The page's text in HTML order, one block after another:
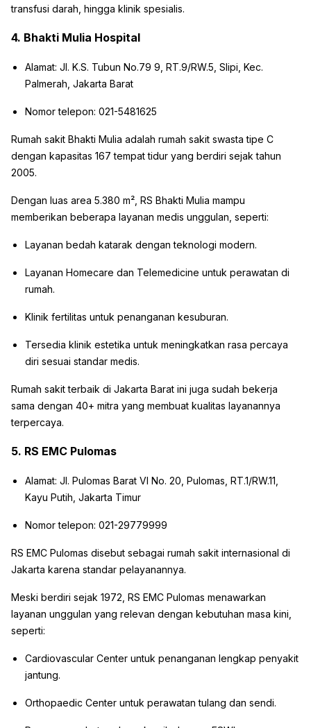
transfusi darah, hingga klinik spesialis.
4. Bhakti Mulia Hospital
Alamat: Jl. K.S. Tubun No.79 9, RT.9/RW.5, Slipi, Kec.
Palmerah, Jakarta Barat
Nomor telepon: 021-5481625
Rumah sakit Bhakti Mulia adalah rumah sakit swasta tipe C
dengan kapasitas 167 tempat tidur yang berdiri sejak tahun
2005.
Dengan luas area 5.380 m², RS Bhakti Mulia mampu
memberikan beberapa layanan medis unggulan, seperti:
Layanan bedah katarak dengan teknologi modern.
Layanan Homecare dan Telemedicine untuk perawatan di
rumah.
Klinik fertilitas untuk penanganan kesuburan.
Tersedia klinik estetika untuk meningkatkan rasa percaya
diri sesuai standar medis.
Rumah sakit terbaik di Jakarta Barat ini juga sudah bekerja
sama dengan 40+ mitra yang membuat kualitas layanannya
terpercaya.
5. RS EMC Pulomas
Alamat: Jl. Pulomas Barat VI No. 20, Pulomas, RT.1/RW.11,
Kayu Putih, Jakarta Timur
Nomor telepon: 021-29779999
RS EMC Pulomas disebut sebagai rumah sakit internasional di
Jakarta karena standar pelayanannya.
Meski berdiri sejak 1972, RS EMC Pulomas menawarkan
layanan unggulan yang relevan dengan kebutuhan masa kini,
seperti:
Cardiovascular Center untuk penanganan lengkap penyakit
jantung.
Orthopaedic Center untuk perawatan tulang dan sendi.